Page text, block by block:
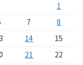
1
7
8
14
15
21
22